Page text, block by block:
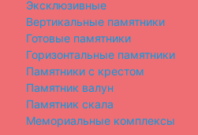
Эксклюзивные
Вертикальные памятники
Готовые памятники
Горизонтальные памятники
Памятники с крестом
Памятник валун
Памятник скала
Мемориальные комплексы